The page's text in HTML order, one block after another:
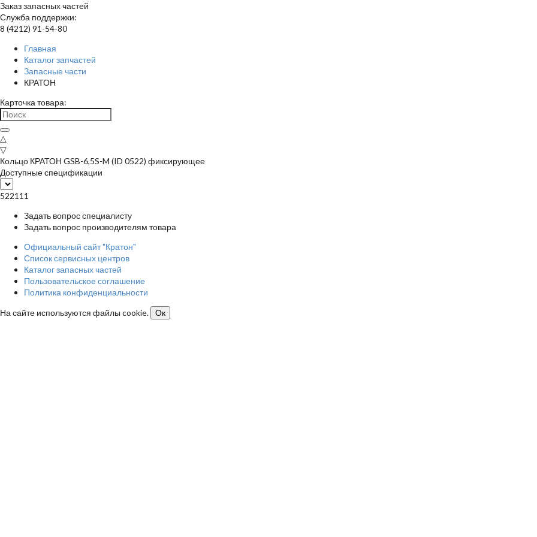
Заказ запасных частей
Служба поддержки:
8 (4212) 91-54-80
Главная
Каталог запчастей
Запасные части
КРАТОН
Карточка товара:
△
▽
Кольцо КРАТОН GSB-6,5S-M (ID 0522) фиксирующее
Доступные спецификации
522111
Задать вопрос специалисту
Задать вопрос производителям товара
Официальный сайт "Кратон"
Список сервисных центров
Каталог запасных частей
Пользовательское соглашение
Политика конфиденциальности
На сайте используются файлы cookie.
Ок